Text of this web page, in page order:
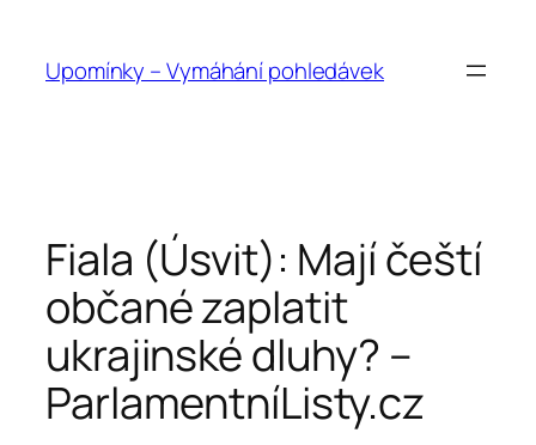
obsahUpomínky – Vymáhání pohledávek
Fiala (Úsvit): Mají čeští
občané zaplatit
ukrajinské dluhy? –
ParlamentníListy.cz